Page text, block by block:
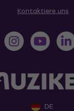
Kontaktiere uns
DE